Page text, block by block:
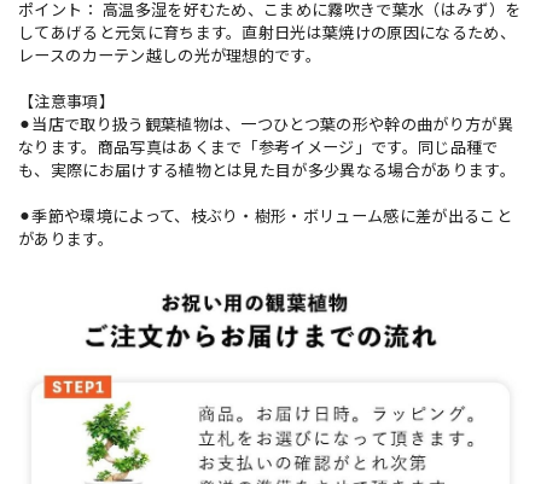
ポイント： 高温多湿を好むため、こまめに霧吹きで葉水（はみず）を
してあげると元気に育ちます。直射日光は葉焼けの原因になるため、
レースのカーテン越しの光が理想的です。
【注意事項】
⚫︎当店で取り扱う観葉植物は、一つひとつ葉の形や幹の曲がり方が異
なります。商品写真はあくまで「参考イメージ」です。同じ品種で
も、実際にお届けする植物とは見た目が多少異なる場合があります。
⚫︎季節や環境によって、枝ぶり・樹形・ボリューム感に差が出ること
があります。